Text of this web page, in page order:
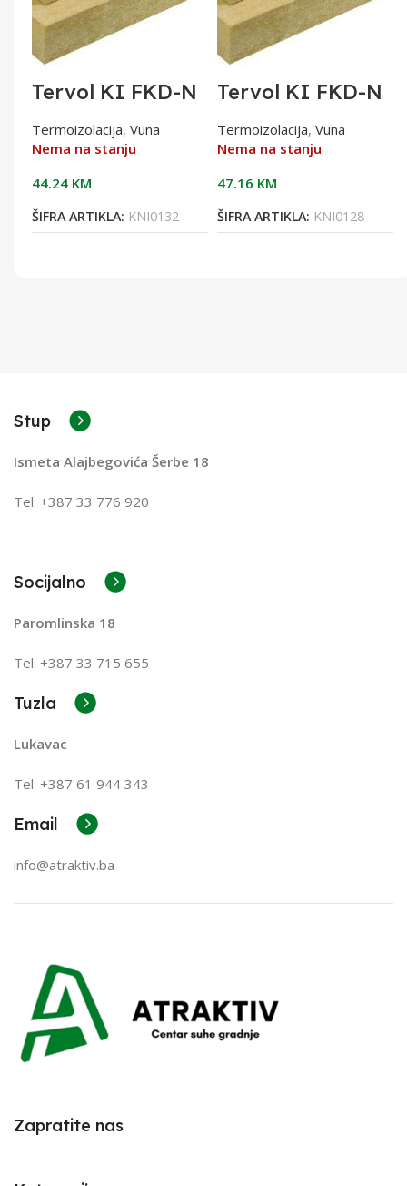
Tervol KI FKD-N
Thermal M
(kontakt.fasade)
15cm
1200X400X150
0,96m2 40PC
Termoizolacija, Vuna
Nema na stanju
44.24 KM
ŠIFRA ARTIKLA: KNI0132
Tervol KI FKD-N
Thermal
M(kontakt.fasade
)1200X400X80m
m 1,92
Termoizolacija, Vuna
Nema na stanju
47.16 KM
ŠIFRA ARTIKLA: KNI0128
Stup
Ismeta Alajbegovića Šerbe 18
Tel: +387 33 776 920
Socijalno
Paromlinska 18
Tel: +387 33 715 655
Tuzla
Lukavac
Tel: +387 61 944 343
Email
info@atraktiv.ba
Zapratite nas